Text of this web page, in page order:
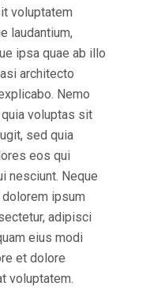
voluptatem
laudantium,
ipsa quae ab illo
architecto
Nemo
voluptas sit
sed quia
eos qui
nesciunt. Neque
ipsum
adipisci
eius modi
et dolore
voluptatem.